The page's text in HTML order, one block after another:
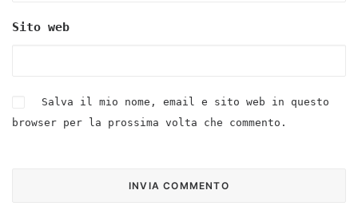
Sito web
Salva il mio nome, email e sito web in questo
browser per la prossima volta che commento.